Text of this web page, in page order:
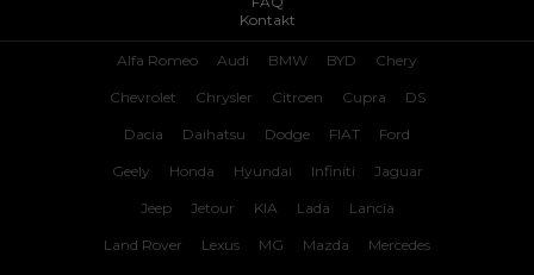
Kontakt
Alfa Romeo Audi BMW BYD Chery
Chevrolet Chrysler Citroen Cupra DS
Dacia Daihatsu Dodge FIAT Ford
Geely Honda Hyundai Infiniti Jaguar
Jeep Jetour KIA Lada Lancia
Land Rover Lexus MG Mazda Mercedes